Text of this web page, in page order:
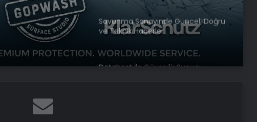
Savunma Sanayinde Güncel, Doğru
ve Teknik Haberler
Datahost İle Güvenilir Sunucu